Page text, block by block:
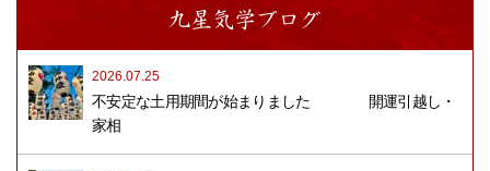
九星気学ブログ
2026.07.25
不安定な土用期間が始まりました 開運引越し・
家相